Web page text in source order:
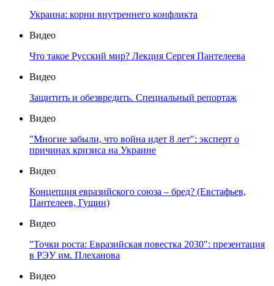
Украина: корни внутреннего конфликта
Видео
Что такое Русский мир? Лекция Сергея Пантелеева
Видео
Защитить и обезвредить. Специальный репортаж
Видео
"Многие забыли, что война идет 8 лет": эксперт о
причинах кризиса на Украине
Видео
Концепция евразийского союза – бред? (Евстафьев,
Пантелеев, Гущин)
Видео
"Точки роста: Евразийская повестка 2030": презентация
в РЭУ им. Плеханова
Видео